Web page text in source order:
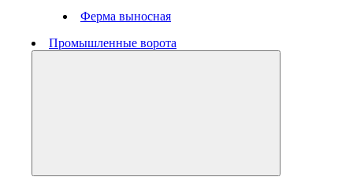
Ферма выносная
Промышленные ворота